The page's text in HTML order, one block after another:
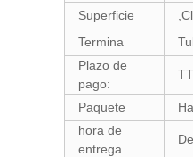
Superficie
Termina
Plazo de
pago:
Paquete
hora de
entrega